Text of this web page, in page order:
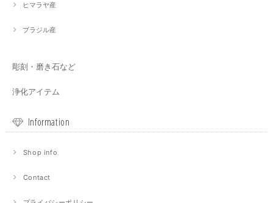
ヒマラヤ産
ブラジル産
彫刻・磨き石など
浄化アイテム
Information
Shop info
Contact